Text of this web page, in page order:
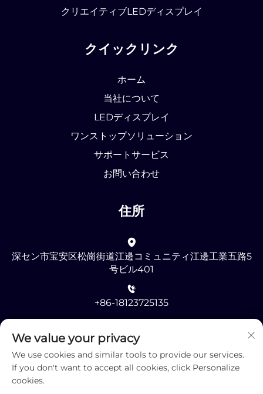
クリエイティブLEDディスプレイ
クイックリンク
ホーム
当社について
LEDディスプレイ
ワンストップソリューション
サポートサービス
お問い合わせ
住所
深セン市宝安区松崗街道江邊コミュニティ江邊工業五路5
号ビル401
+86-18123725135
[email protected]
We value your privacy
We use cookies and similar tools to provide our services.
If you don't want to accept all cookies, click Personalize
cookies.